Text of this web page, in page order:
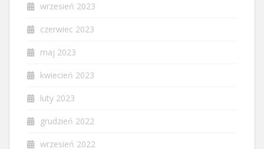
wrzesień 2023
czerwiec 2023
maj 2023
kwiecień 2023
luty 2023
grudzień 2022
wrzesień 2022